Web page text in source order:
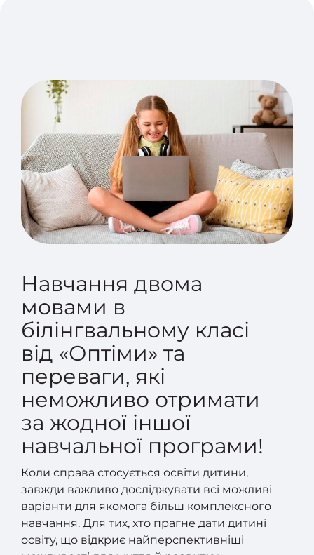
Навчання двома
мовами в
білінгвальному класі
від «Оптіми» та
переваги, які
неможливо отримати
за жодної іншої
навчальної програми!
Коли справа стосується освіти дитини,
завжди важливо досліджувати всі можливі
варіанти для якомога більш комплексного
навчання. Для тих, хто прагне дати дитині
освіту, що відкриє найперспективніші